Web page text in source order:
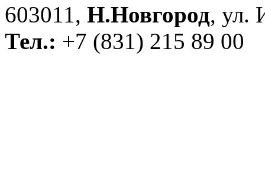
603011, Н.Новгород, ул.
Тел.: +7 (831) 215 89 00